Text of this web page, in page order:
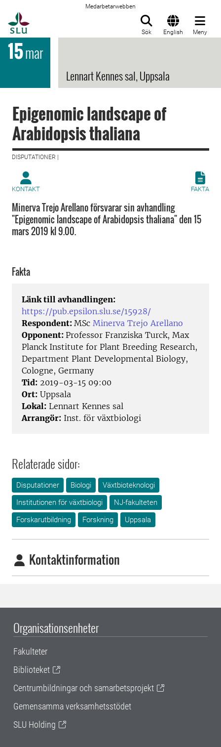
Medarbetarwebben
Sök English Meny
15mar
Lennart Kennes sal, Uppsala
Epigenomic landscape of
Arabidopsis thaliana
DISPUTATIONER |
KONTAKT FAKTA
Minerva Trejo Arellano försvarar sin avhandling
"Epigenomic landscape of Arabidopsis thaliana" den 15
mars 2019 kl 9.00.
Fakta
Länk till avhandlingen:
https://pub.epsilon.slu.se/15928/
Respondent: MSc Minerva Trejo Arellano
Opponent: Professor Franziska Turck, Max
Planck Institute for Plant Breeding Research,
Department Plant Developmental Biology,
Cologne, Germany
Tid: 2019-03-15 09:00
Ort: Uppsala
Lokal: Lennart Kennes sal
Arrangör: Inst. för växtbiologi
Relaterade sidor:
Disputationer Biologi
Växtbioteknologi
Institutionen för växtbiologi
NJ-fakulteten
Forskarutbildning
Forskning Uppsala
Kontaktinformation
Organisationsenheter
Fakulteter
Biblioteket
Centrumbildningar och samarbetsprojekt
Gemensamma verksamhetsstödet
SLU Holding